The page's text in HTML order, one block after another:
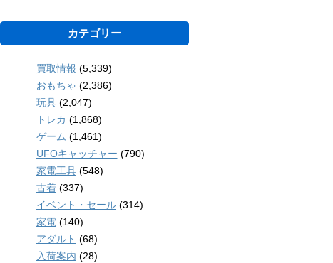
カテゴリー
買取情報 (5,339)
おもちゃ (2,386)
玩具(2,047)
トレカ (1,868)
ゲーム (1,461)
UFOキャッチャー (790)
家電工具(548)
古着(337)
イベント・セール(314)
家電(140)
アダルト (68)
入荷案内 (28)